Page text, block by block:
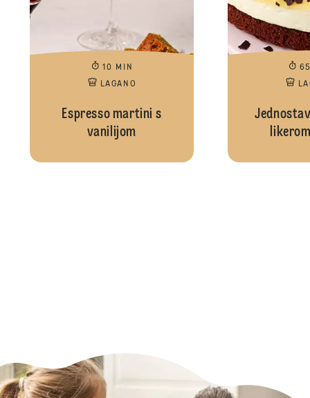
10 MIN
LAGANO
Espresso martini s
vanilijom